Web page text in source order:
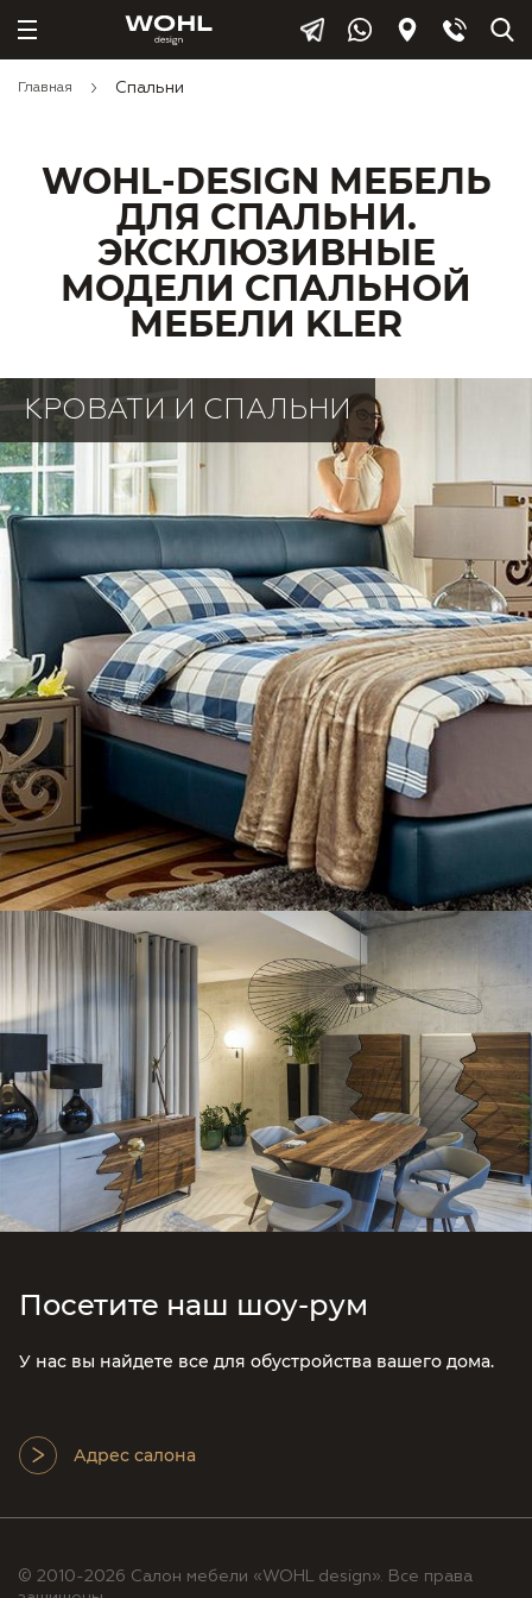
Главная Спальни
WOHL-DESIGN МЕБЕЛЬ
ДЛЯ СПАЛЬНИ.
ЭКСКЛЮЗИВНЫЕ
МОДЕЛИ СПАЛЬНОЙ
МЕБЕЛИ KLER
КРОВАТИ И СПАЛЬНИ
Посетите наш шоу-рум
У нас вы найдете все для обустройства вашего дома.
Адрес салона
© 2010-2026 Салон мебели «WOHL design». Все права